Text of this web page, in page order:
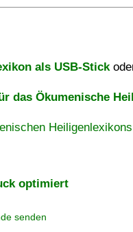
als USB-Stick
das Ökumenische
optimiert
senden